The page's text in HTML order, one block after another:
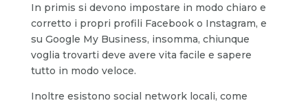
In primis si devono impostare in modo chiaro e
corretto i propri profili Facebook o Instagram, e
su Google My Business, insomma, chiunque
voglia trovarti deve avere vita facile e sapere
tutto in modo veloce.
Inoltre esistono social network locali, come